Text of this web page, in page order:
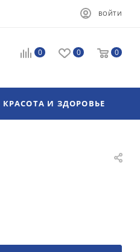
ВОЙТИ
0 0 0
КРАСОТА И ЗДОРОВЬЕ